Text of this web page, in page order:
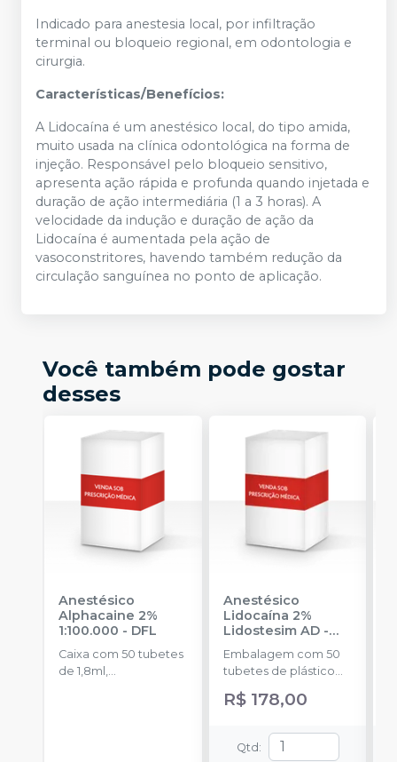
Indicado para anestesia local, por infiltração
terminal ou bloqueio regional, em odontologia e
cirurgia.
Características/Benefícios:
A Lidocaína é um anestésico local, do tipo amida,
muito usada na clínica odontológica na forma de
injeção. Responsável pelo bloqueio sensitivo,
apresenta ação rápida e profunda quando injetada e
duração de ação intermediária (1 a 3 horas). A
velocidade da indução e duração de ação da
Lidocaína é aumentada pela ação de
vasoconstritores, havendo também redução da
circulação sanguínea no ponto de aplicação.
Você também pode gostar
desses
Anestésico
Alphacaine 2%
1:100.000 - DFL
Caixa com 50 tubetes
de 1,8ml,
Anestésico
Lidocaína 2%
Lidostesim AD-
DLA
Embalagem com 50
tubetes de plástico
com 1,8ml cada.
Cloridrato de
Hemitartarato de
epinefrina.
R$ 178,00
Qtd :